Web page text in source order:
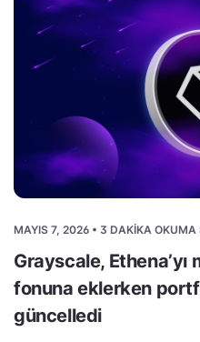
MAYIS 7, 2026 • 3 DAKIKA OKUMA
Grayscale,
fonuna eklerken
güncelledi